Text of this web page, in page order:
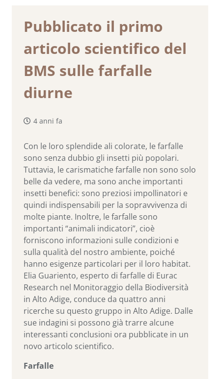
Pubblicato il primo
articolo scientifico del
BMS sulle farfalle
diurne
4 anni fa
Con le loro splendide ali colorate, le farfalle
sono senza dubbio gli insetti più popolari.
Tuttavia, le carismatiche farfalle non sono solo
belle da vedere, ma sono anche importanti
insetti benefici: sono preziosi impollinatori e
quindi indispensabili per la sopravvivenza di
molte piante. Inoltre, le farfalle sono
importanti “animali indicatori”, cioè
forniscono informazioni sulle condizioni e
sulla qualità del nostro ambiente, poiché
hanno esigenze particolari per il loro habitat.
Elia Guariento, esperto di farfalle di Eurac
Research nel Monitoraggio della Biodiversità
in Alto Adige, conduce da quattro anni
ricerche su questo gruppo in Alto Adige. Dalle
sue indagini si possono già trarre alcune
interessanti conclusioni ora pubblicate in un
novo articolo scientifico.
Farfalle